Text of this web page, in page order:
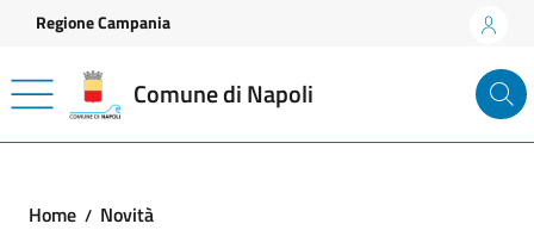
Vai ai contenuti
Vai al footer
Regione Campania
Comune di Napoli
Home
Novità